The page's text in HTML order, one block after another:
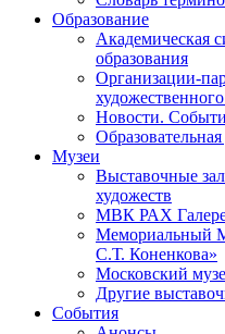
Образование
Академическая
образования
Организации-
Новости.
Образовательная
Музеи
Выставочные
художеств
МВК РАХ
Мемориальный
С.Т. Коненкова»
Московский
Другие
События